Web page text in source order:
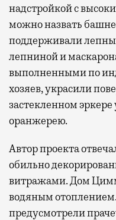
надстройкой с
можно назвать
поддерживали
лепниной и
выполненными по
хозяев, украсили
застекленном
оранжерею.
Автор проекта
обильно
витражами. Дом
водяным
предусмотрели